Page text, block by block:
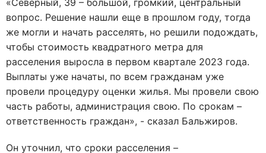
вопрос. Решение нашли еще в прошлом году, тогда
же могли и начать расселять, но решили подождать,
чтобы стоимость квадратного метра для
расселения выросла в первом квартале 2023 года.
Выплаты уже начаты, по всем гражданам уже
провели процедуру оценки жилья. Мы провели свою
часть работы, администрация свою. По срокам –
ответственность граждан», - сказал Бальжиров.
Он уточнил, что сроки расселения –